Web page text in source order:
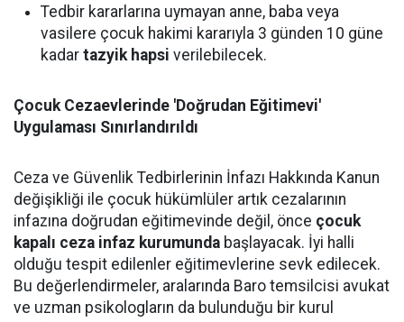
Tedbir kararlarına uymayan anne, baba veya
vasilere çocuk hakimi kararıyla 3 günden 10 güne
kadar tazyik hapsi verilebilecek.
Çocuk Cezaevlerinde 'Doğrudan Eğitimevi'
Uygulaması Sınırlandırıldı
Ceza ve Güvenlik Tedbirlerinin İnfazı Hakkında Kanun
değişikliği ile çocuk hükümlüler artık cezalarının
infazına doğrudan eğitimevinde değil, önce çocuk
kapalı ceza infaz kurumunda başlayacak. İyi halli
olduğu tespit edilenler eğitimevlerine sevk edilecek.
Bu değerlendirmeler, aralarında Baro temsilcisi avukat
ve uzman psikologların da bulunduğu bir kurul